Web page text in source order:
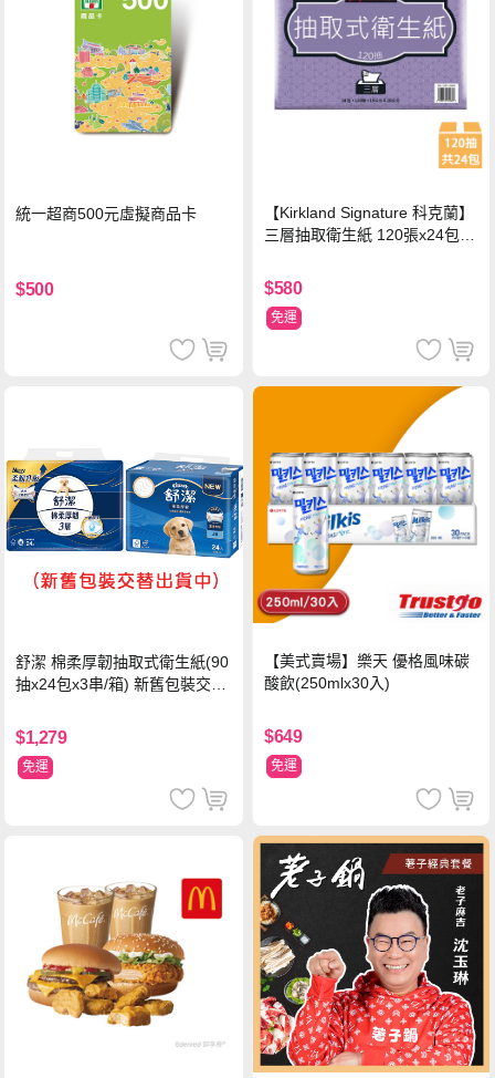
統一超商500元虛擬商品卡
$500
【Kirkland Signature 科克蘭】
三層抽取衛生紙 120張x24包x1
$580
免運
舒潔 棉柔厚韌抽取式衛生紙(90
抽x24包x3串/箱) 新舊包裝交替
$1,279
免運
【美式賣場】樂天 優格風味碳
酸飲(250mlx30入)
$649
免運